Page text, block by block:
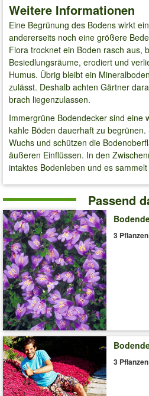
Weitere Informationen
Eine Begrünung des Bodens wirkt
andererseits noch eine größere
Flora trocknet ein Boden rasch aus,
Besiedlungsräume, erodiert und
Humus. Übrig bleibt ein
zulässt. Deshalb achten Gärtner
brach liegenzulassen.
Immergrüne Bodendecker sind eine
kahle Böden dauerhaft zu
Wuchs und schützen die
äußeren Einflüssen. In den
intaktes Bodenleben und es
Passend
3 Pflanzen
3 Pflanzen